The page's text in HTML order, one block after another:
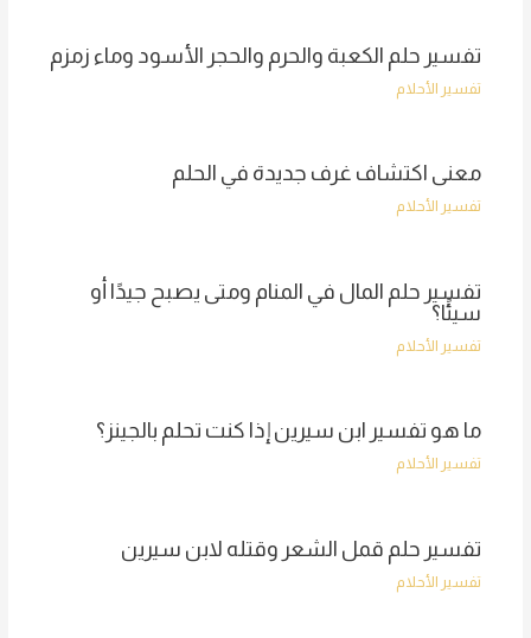
تفسير حلم الكعبة والحرم والحجر الأسود وماء زمزم
تفسير الأحلام
معنى اكتشاف غرف جديدة في الحلم
تفسير الأحلام
تفسير حلم المال في المنام ومتى يصبح جيدًا أو
سيئًا؟
تفسير الأحلام
ما هو تفسير ابن سيرين إذا كنت تحلم بالجينز؟
تفسير الأحلام
تفسير حلم قمل الشعر وقتله لابن سيرين
تفسير الأحلام